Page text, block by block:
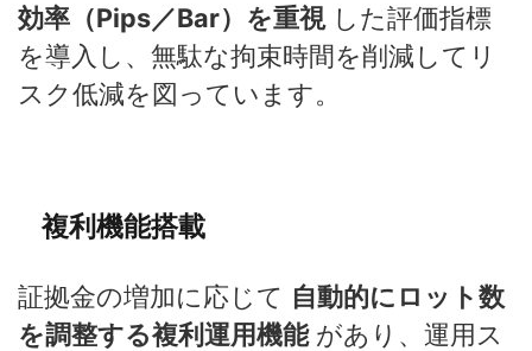
効率（Pips／Bar）を重視した評価指標
を導入し、無駄な拘束時間を削減してリ
スク低減を図っています。
複利機能搭載
証拠金の増加に応じて 自動的にロット数
を調整する複利運用機能があり、運用ス